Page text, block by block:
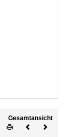
Gesamtansicht
DruckenVorheriges